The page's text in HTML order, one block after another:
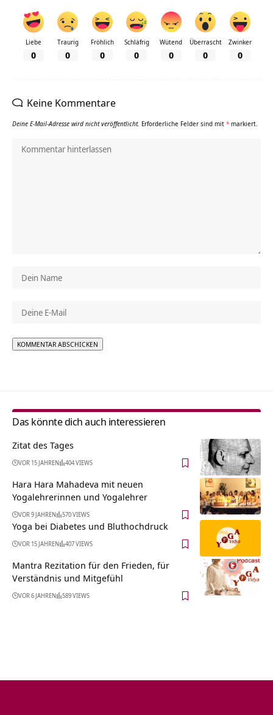
Liebe
0
Traurig
0
Fröhlich
0
Schläfrig
0
Wütend
0
Überrascht
0
Zwinker
0
Keine Kommentare
Deine E-Mail-Adresse wird nicht veröffentlicht. Erforderliche Felder sind mit * markiert.
Das könnte dich auch interessieren
Zitat des Tages
VOR 15 JAHREN 404 VIEWS
Hara Hara Mahadeva mit neuen
Yogalehrerinnen und Yogalehrer
VOR 9 JAHREN 570 VIEWS
Yoga bei Diabetes und Bluthochdruck
VOR 15 JAHREN 407 VIEWS
Mantra Rezitation für den Frieden, für
Verständnis und Mitgefühl
VOR 6 JAHREN 589 VIEWS